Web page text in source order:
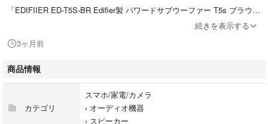
「EDIFIIER ED-T5S-BR Edifier製 パワードサブウーファー T5s ブラウ
Edifier
型番：ED-T5S-BR
カラー：ブラウン
圧倒的な重低音で、臨場感あふれるサウンドを体感
パワフルな70W出力と8インチウーファー搭載：70W（RMS）の高出力と
続きを表示する
3ヶ月前
商品情報
カテゴリ
スマホ/家電/カメラ
› オーディオ機器
› スピーカー